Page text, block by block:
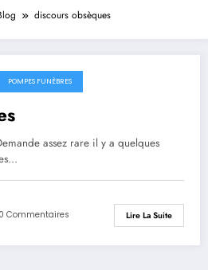
discours obsèques
POMPES FUNÈBRES
assez rare il y a quelques
0 Commentaires Lire La Suite